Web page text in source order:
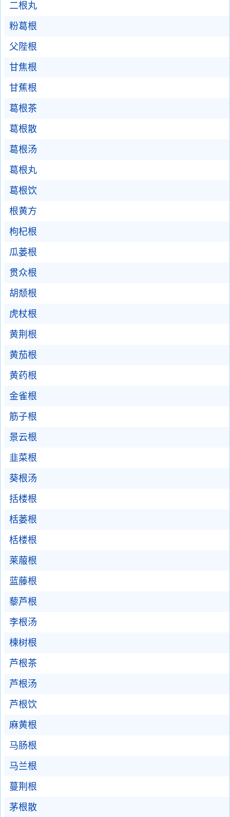
二根丸
粉葛根
父陛根
甘焦根
甘蕉根
葛根茶
葛根散
葛根汤
葛根丸
葛根饮
根黄方
枸杞根
瓜蒌根
贯众根
胡颓根
虎杖根
黄荆根
黄茄根
黄药根
金雀根
筋子根
景云根
韭菜根
葵根汤
括楼根
栝蒌根
栝楼根
莱菔根
蓝藤根
藜芦根
李根汤
楝树根
芦根茶
芦根汤
芦根饮
麻黄根
马肠根
马兰根
蔓荆根
茅根散